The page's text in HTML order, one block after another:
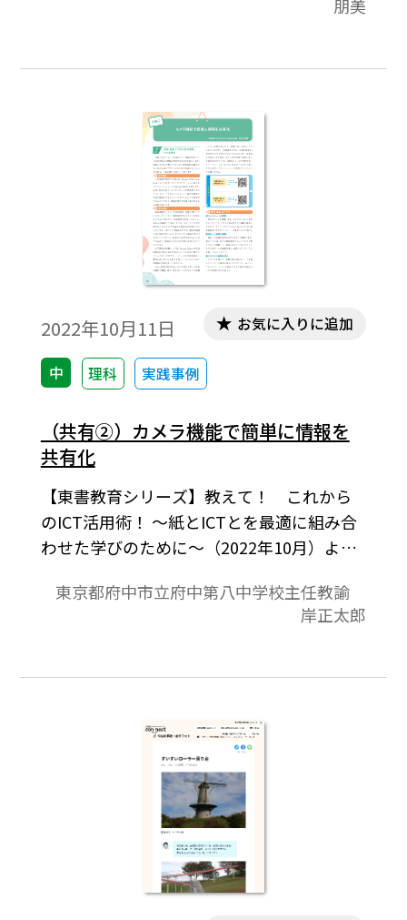
キルの伸長、授業実践を経て…、について朋美
2022年10月11日
中 理科 実践事例
お気に入りに追加
（共有②）カメラ機能で簡単に情報を
共有化
【東書教育シリーズ】教えて！ これから
のICT活用術！ ～紙とICTとを最適に組み合
わせた学びのために～（2022年10月）よ
を使って、その場で簡単に情報が共有でき
る方法を紹介します。情報の共有が手軽にで
です。ICTに苦手意識をもっている方にも、
東京都府中市立府中第八中学校主任教諭
岸正太郎